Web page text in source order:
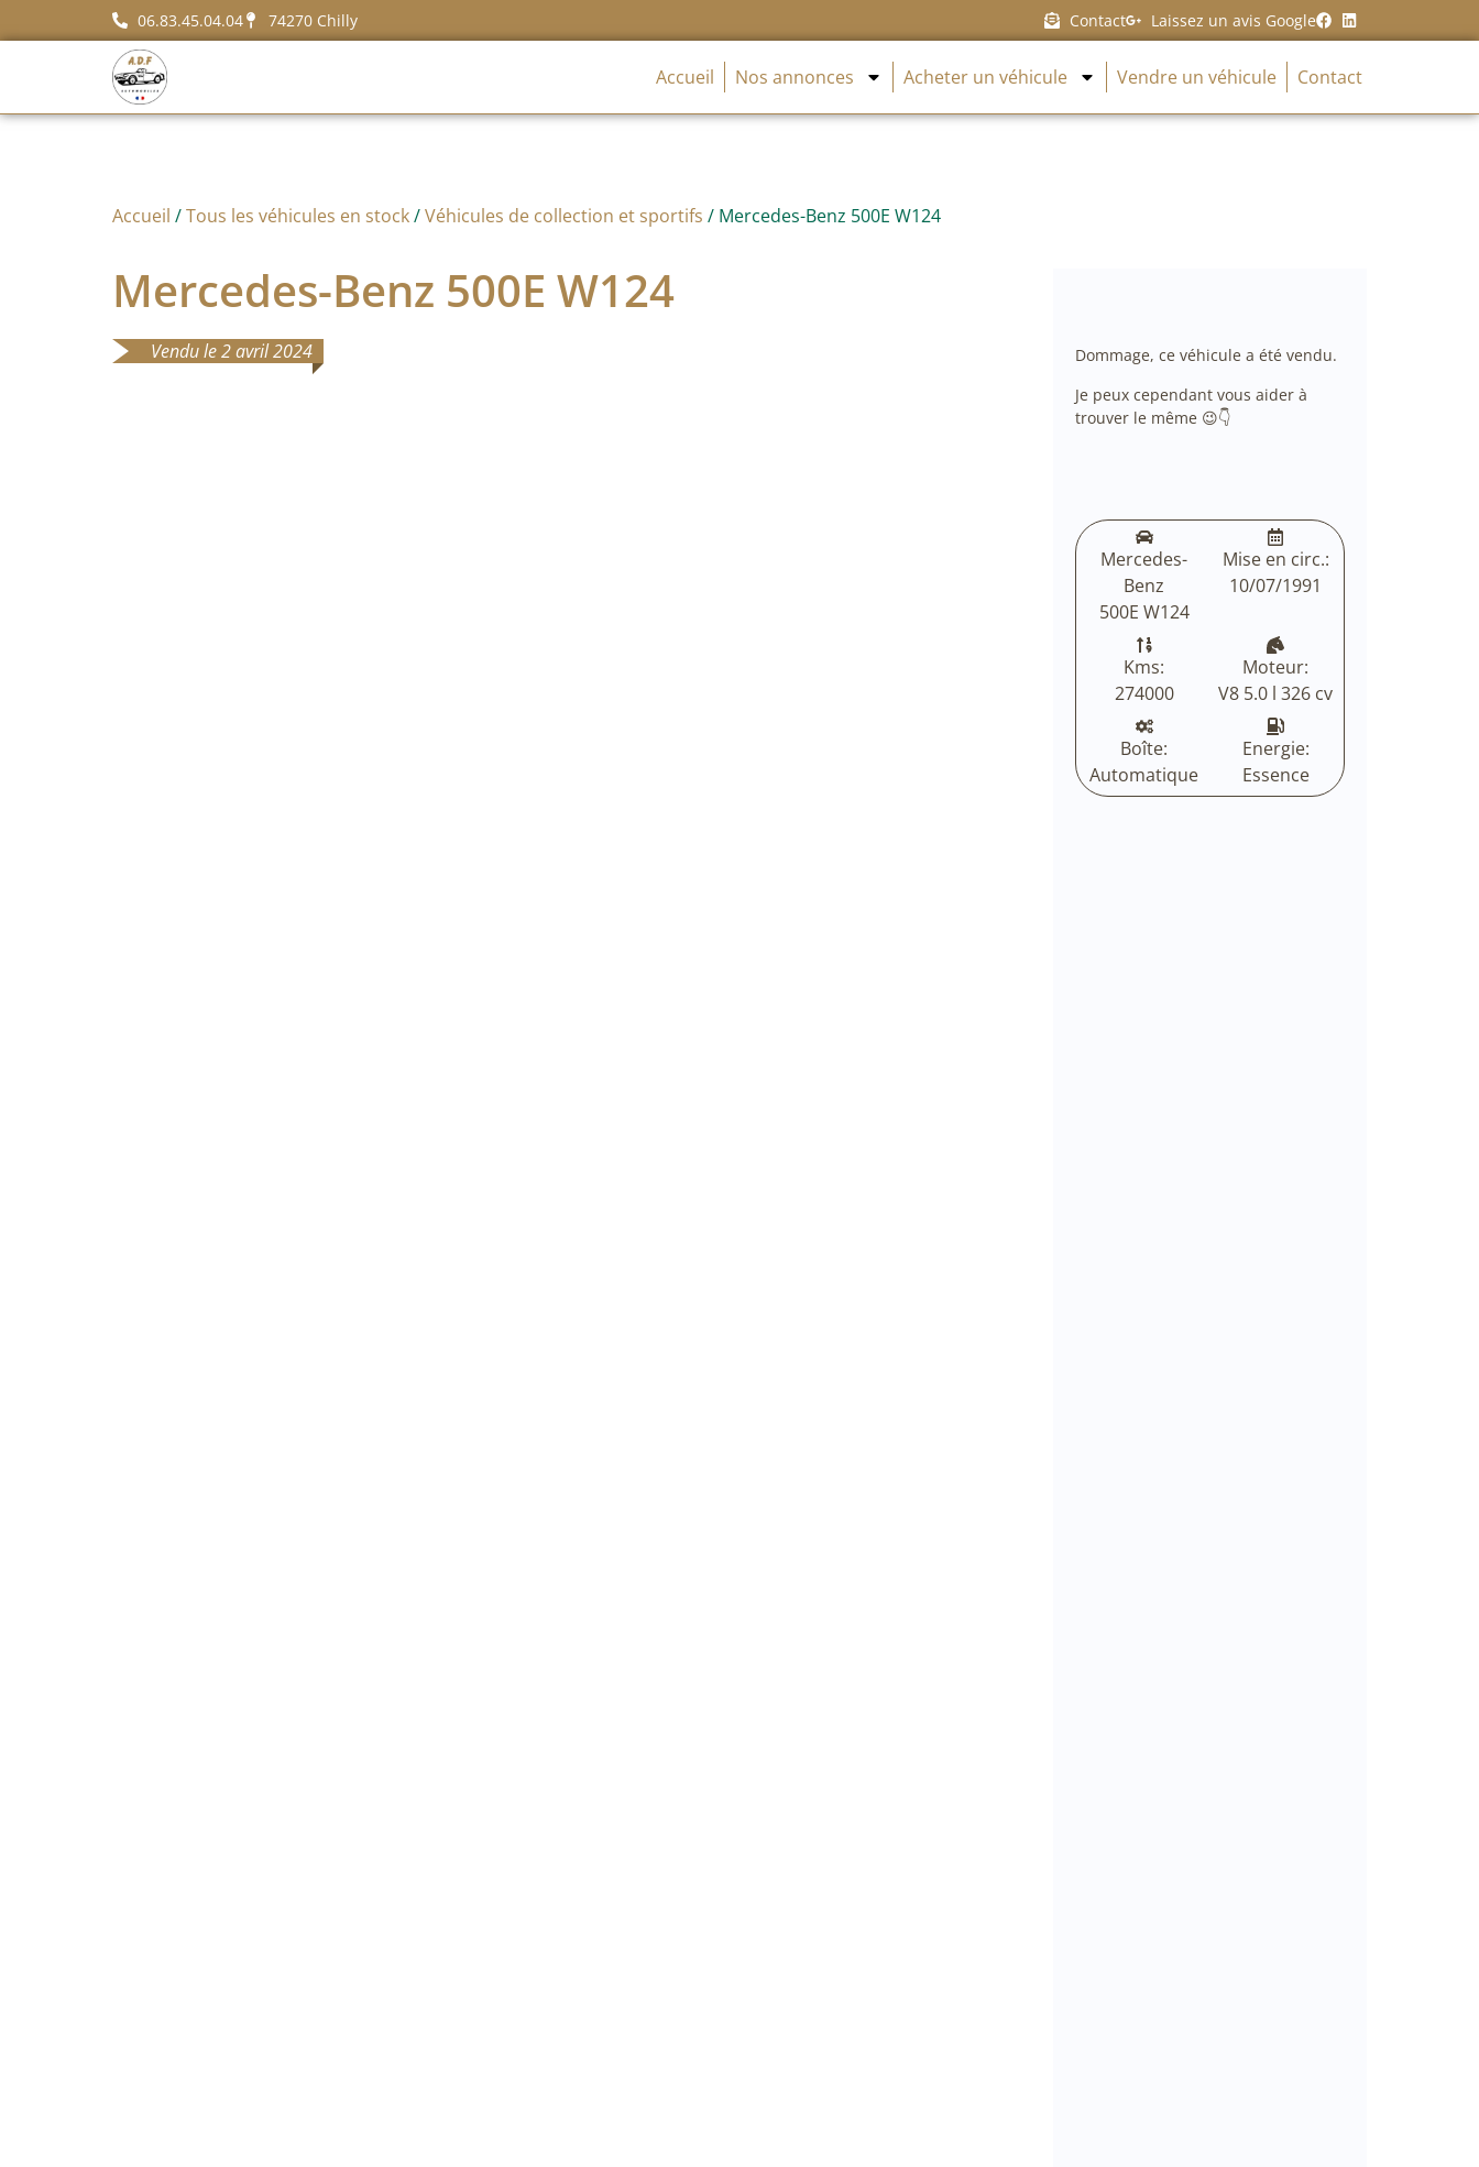
06.83.45.04.04 74270 Chilly Contact Laissez un avis Google
Accueil Nos annonces Acheter un véhicule Vendre un véhicule Contact
Accueil /Tous les véhicules en stock/Véhicules de collection et sportifs / Mercedes-Benz 500E W124
Mercedes-Benz 500E W124
Vendu le 2 avril 2024
Dommage, ce véhicule a été vendu.
Je peux cependant vous aider à
trouver le même 😉👇
Mercedes-
Benz
500E W124
Mise en circ.:
10/07/1991
Kms:
274000
Moteur:
V8 5.0 l 326 cv
Boîte:
Automatique
Energie:
Essence